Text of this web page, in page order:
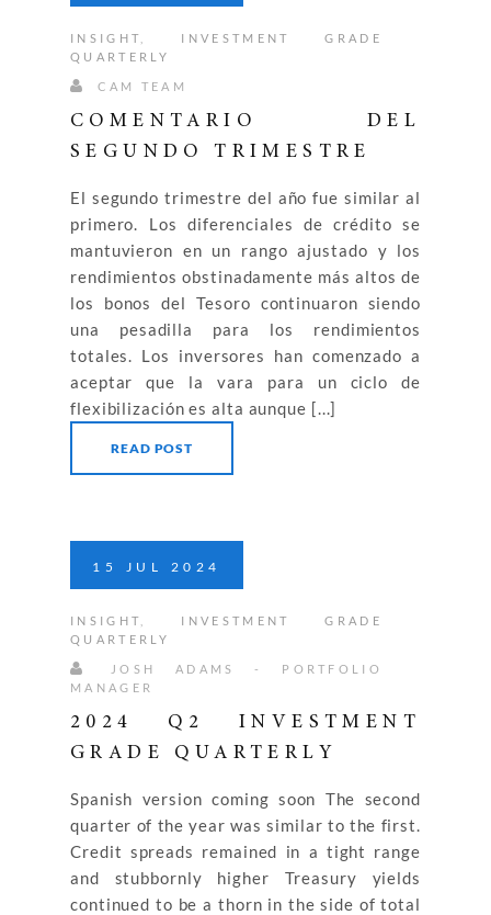
INSIGHT
INVESTMENT GRADE
QUARTERLY
CAM TEAM
COMENTARIO DEL
SEGUNDO TRIMESTRE
El segundo trimestre del año fue similar al
primero. Los diferenciales de crédito se
mantuvieron en un rango ajustado y los
rendimientos obstinadamente más altos de
los bonos del Tesoro continuaron siendo
una pesadilla para los rendimientos
totales. Los inversores han comenzado a
aceptar que la vara para un ciclo de
flexibilización es alta aunque [...]
READ POST
15 JUL 2024
INSIGHT
INVESTMENT GRADE
QUARTERLY
JOSH ADAMS - PORTFOLIO
MANAGER
2024 Q2 INVESTMENT
GRADE QUARTERLY
Spanish version coming soon The second
quarter of the year was similar to the first.
Credit spreads remained in a tight range
and stubbornly higher Treasury yields
continued to be a thorn in the side of total